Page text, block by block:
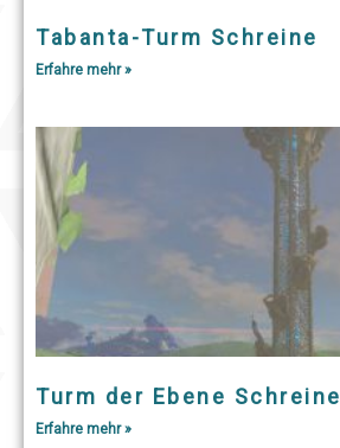
Tabanta-Turm Schreine
Erfahre mehr »
Turm der Ebene Schreine
Erfahre mehr »